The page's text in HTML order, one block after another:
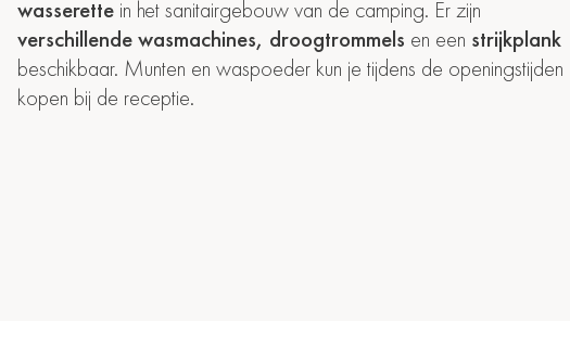
wasserette in het sanitairgebouw van de camping. Er zijn
verschillende wasmachines, droogtrommels en een strijkplank
beschikbaar. Munten en waspoeder kun je tijdens de openingstijden
kopen bij de receptie.